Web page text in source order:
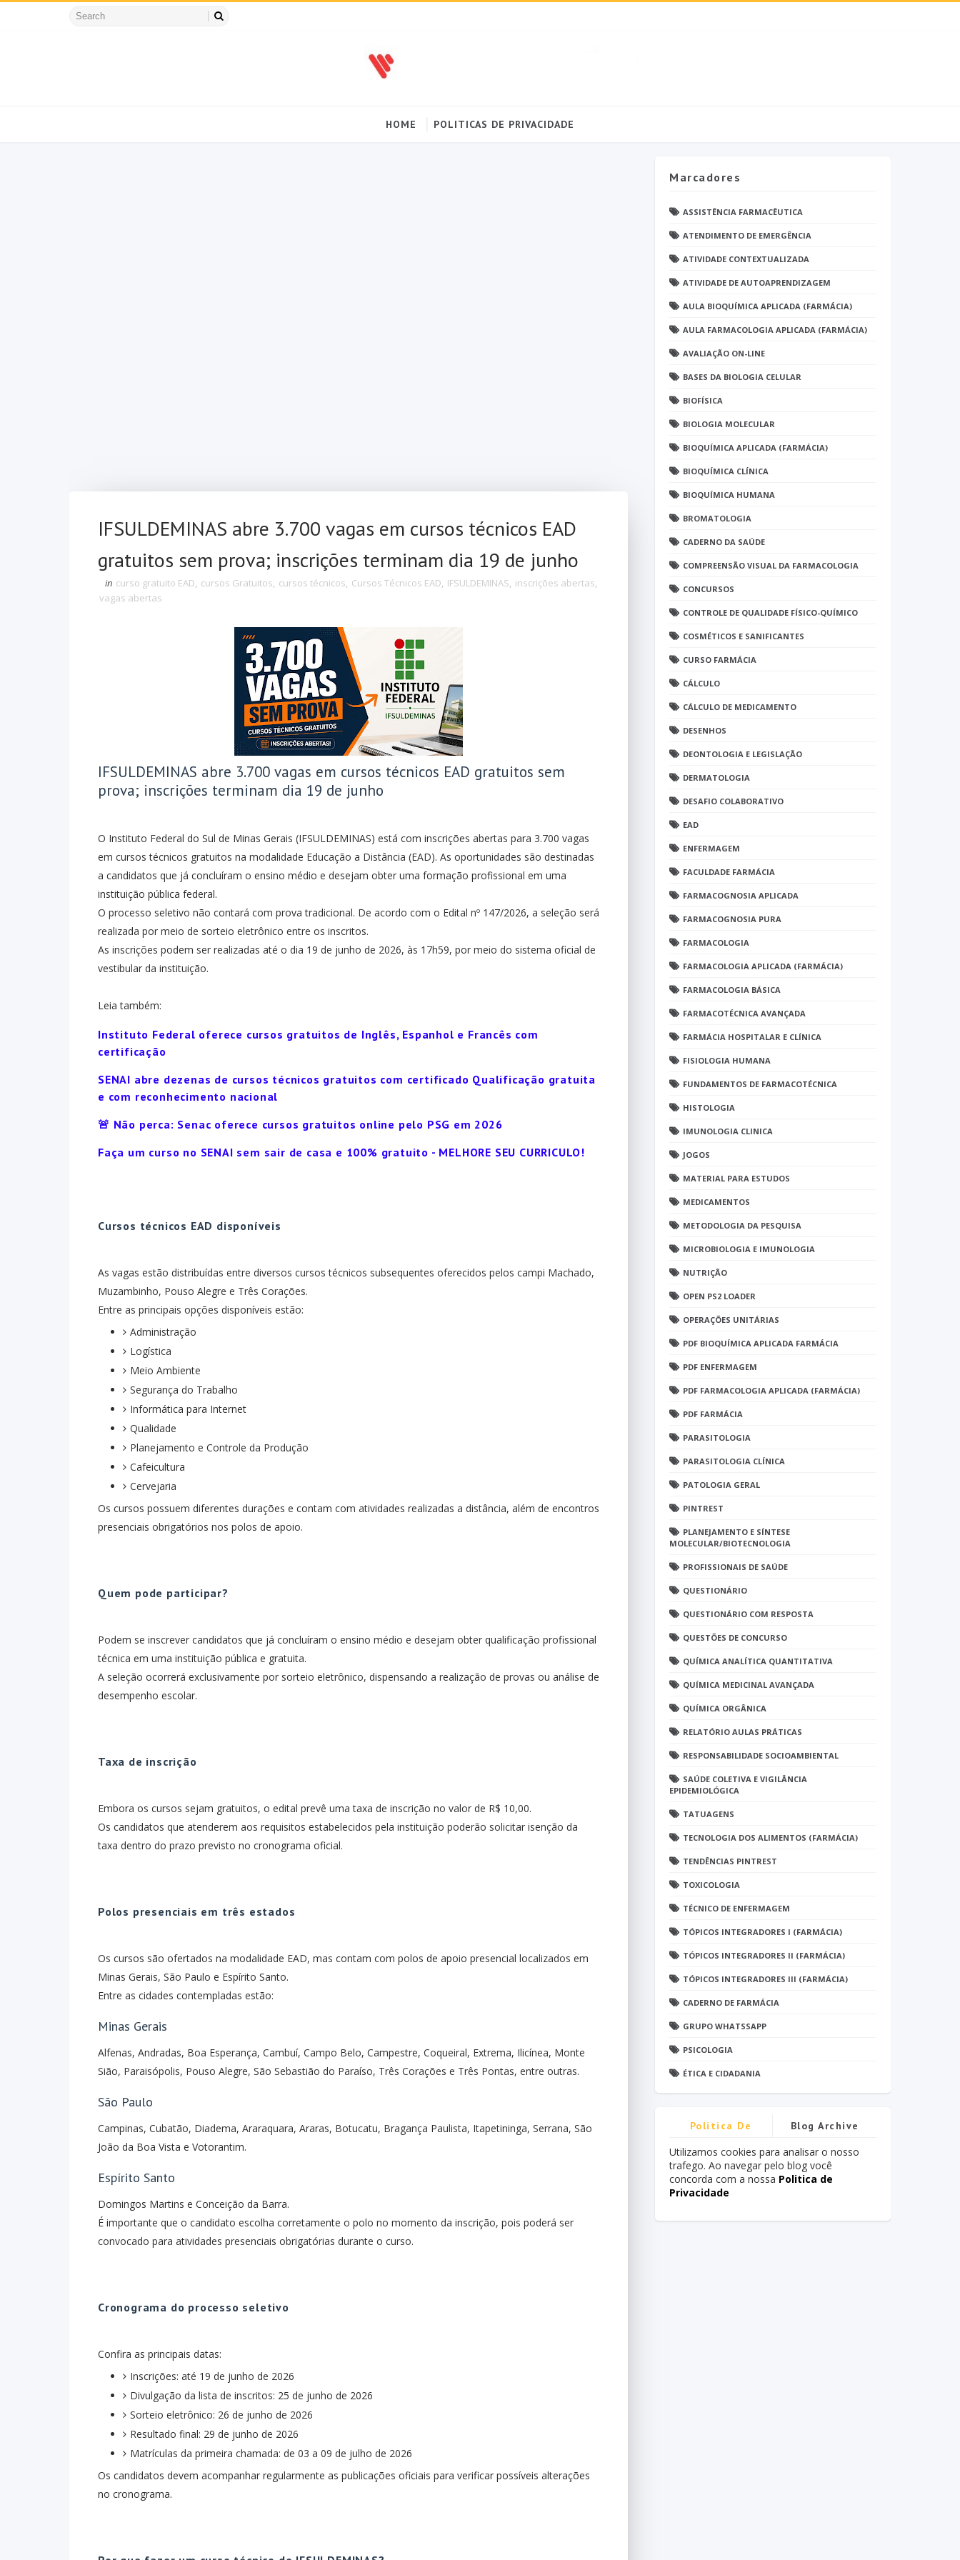
HOME POLITICAS DE PRIVACIDADE
IFSULDEMINAS abre 3.700 vagas em cursos técnicos EAD
gratuitos sem prova; inscrições terminam dia 19 de junho
in curso gratuito EAD, cursos Gratuitos, cursos técnicos, Cursos Técnicos EAD, IFSULDEMINAS, inscrições abertas,
vagas abertas
IFSULDEMINAS abre 3.700 vagas em cursos técnicos EAD gratuitos sem
prova; inscrições terminam dia 19 de junho
O Instituto Federal do Sul de Minas Gerais (IFSULDEMINAS) está com inscrições abertas para 3.700 vagas
em cursos técnicos gratuitos na modalidade Educação a Distância (EAD). As oportunidades são destinadas
a candidatos que já concluíram o ensino médio e desejam obter uma formação profissional em uma
instituição pública federal.
O processo seletivo não contará com prova tradicional. De acordo com o Edital nº 147/2026, a seleção será
realizada por meio de sorteio eletrônico entre os inscritos.
As inscrições podem ser realizadas até o dia 19 de junho de 2026, às 17h59, por meio do sistema oficial de
vestibular da instituição.
Leia também:
Instituto Federal oferece cursos gratuitos de Inglês, Espanhol e Francês com
certificação
SENAI abre dezenas de cursos técnicos gratuitos com certificado Qualificação gratuita
e com reconhecimento nacional
🚨 Não perca: Senac oferece cursos gratuitos online pelo PSG em 2026
Faça um curso no SENAI sem sair de casa e 100% gratuito - MELHORE SEU CURRICULO!
Cursos técnicos EAD disponíveis
As vagas estão distribuídas entre diversos cursos técnicos subsequentes oferecidos pelos campi Machado,
Muzambinho, Pouso Alegre e Três Corações.
Entre as principais opções disponíveis estão:
Administração
Logística
Meio Ambiente
Segurança do Trabalho
Informática para Internet
Qualidade
Planejamento e Controle da Produção
Cafeicultura
Cervejaria
Os cursos possuem diferentes durações e contam com atividades realizadas a distância, além de encontros
presenciais obrigatórios nos polos de apoio.
Quem pode participar?
Podem se inscrever candidatos que já concluíram o ensino médio e desejam obter qualificação profissional
técnica em uma instituição pública e gratuita.
A seleção ocorrerá exclusivamente por sorteio eletrônico, dispensando a realização de provas ou análise de
desempenho escolar.
Taxa de inscrição
Embora os cursos sejam gratuitos, o edital prevê uma taxa de inscrição no valor de R$ 10,00.
Os candidatos que atenderem aos requisitos estabelecidos pela instituição poderão solicitar isenção da
taxa dentro do prazo previsto no cronograma oficial.
Polos presenciais em três estados
Os cursos são ofertados na modalidade EAD, mas contam com polos de apoio presencial localizados em
Minas Gerais, São Paulo e Espírito Santo.
Entre as cidades contempladas estão:
Minas Gerais
Alfenas, Andradas, Boa Esperança, Cambuí, Campo Belo, Campestre, Coqueiral, Extrema, Ilicínea, Monte
Sião, Paraisópolis, Pouso Alegre, São Sebastião do Paraíso, Três Corações e Três Pontas, entre outras.
São Paulo
Campinas, Cubatão, Diadema, Araraquara, Araras, Botucatu, Bragança Paulista, Itapetininga, Serrana, São
João da Boa Vista e Votorantim.
Espírito Santo
Domingos Martins e Conceição da Barra.
É importante que o candidato escolha corretamente o polo no momento da inscrição, pois poderá ser
convocado para atividades presenciais obrigatórias durante o curso.
Cronograma do processo seletivo
Confira as principais datas:
Inscrições: até 19 de junho de 2026
Divulgação da lista de inscritos: 25 de junho de 2026
Sorteio eletrônico: 26 de junho de 2026
Resultado final: 29 de junho de 2026
Matrículas da primeira chamada: de 03 a 09 de julho de 2026
Os candidatos devem acompanhar regularmente as publicações oficiais para verificar possíveis alterações
no cronograma.
Marcadores
ASSISTÊNCIA FARMACÊUTICA
ATENDIMENTO DE EMERGÊNCIA
ATIVIDADE CONTEXTUALIZADA
ATIVIDADE DE AUTOAPRENDIZAGEM
AULA BIOQUÍMICA APLICADA (FARMÁCIA)
AULA FARMACOLOGIA APLICADA (FARMÁCIA)
AVALIAÇÃO ON-LINE
BASES DA BIOLOGIA CELULAR
BIOFÍSICA
BIOLOGIA MOLECULAR
BIOQUÍMICA APLICADA (FARMÁCIA)
BIOQUÍMICA CLÍNICA
BIOQUÍMICA HUMANA
BROMATOLOGIA
CADERNO DA SAÚDE
COMPREENSÃO VISUAL DA FARMACOLOGIA
CONCURSOS
CONTROLE DE QUALIDADE FÍSICO-QUÍMICO
COSMÉTICOS E SANIFICANTES
CURSO FARMÁCIA
CÁLCULO
CÁLCULO DE MEDICAMENTO
DESENHOS
DEONTOLOGIA E LEGISLAÇÃO
DERMATOLOGIA
DESAFIO COLABORATIVO
EAD
ENFERMAGEM
FACULDADE FARMÁCIA
FARMACOGNOSIA APLICADA
FARMACOGNOSIA PURA
FARMACOLOGIA
FARMACOLOGIA APLICADA (FARMÁCIA)
FARMACOLOGIA BÁSICA
FARMACOTÉCNICA AVANÇADA
FARMÁCIA HOSPITALAR E CLÍNICA
FISIOLOGIA HUMANA
FUNDAMENTOS DE FARMACOTÉCNICA
HISTOLOGIA
IMUNOLOGIA CLINICA
JOGOS
MATERIAL PARA ESTUDOS
MEDICAMENTOS
METODOLOGIA DA PESQUISA
MICROBIOLOGIA E IMUNOLOGIA
NUTRIÇÃO
OPEN PS2 LOADER
OPERAÇÕES UNITÁRIAS
PDF BIOQUÍMICA APLICADA FARMÁCIA
PDF ENFERMAGEM
PDF FARMACOLOGIA APLICADA (FARMÁCIA)
PDF FARMÁCIA
PARASITOLOGIA
PARASITOLOGIA CLÍNICA
PATOLOGIA GERAL
PINTREST
PLANEJAMENTO E SÍNTESE
MOLECULAR/BIOTECNOLOGIA
PROFISSIONAIS DE SAÚDE
QUESTIONÁRIO
QUESTIONÁRIO COM RESPOSTA
QUESTÕES DE CONCURSO
QUÍMICA ANALÍTICA QUANTITATIVA
QUÍMICA MEDICINAL AVANÇADA
QUÍMICA ORGÂNICA
RELATÓRIO AULAS PRÁTICAS
RESPONSABILIDADE SOCIOAMBIENTAL
SAÚDE COLETIVA E VIGILÂNCIA
EPIDEMIOLÓGICA
TATUAGENS
TECNOLOGIA DOS ALIMENTOS (FARMÁCIA)
TENDÊNCIAS PINTREST
TOXICOLOGIA
TÉCNICO DE ENFERMAGEM
TÓPICOS INTEGRADORES I (FARMÁCIA)
TÓPICOS INTEGRADORES II (FARMÁCIA)
TÓPICOS INTEGRADORES III (FARMÁCIA)
CADERNO DE FARMÁCIA
GRUPO WHATSSAPP
PSICOLOGIA
ÉTICA E CIDADANIA
Politica De
Privacidade
Blog Archive
Utilizamos cookies para analisar o nosso
trafego. Ao navegar pelo blog você
concorda com a nossa Politica de
Privacidade